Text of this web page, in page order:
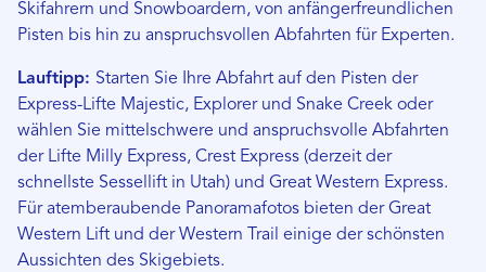
Skifahrern und Snowboardern, von anfängerfreundlichen
Pisten bis hin zu anspruchsvollen Abfahrten für Experten.
Lauftipp: Starten Sie Ihre Abfahrt auf den Pisten der
Express-Lifte Majestic, Explorer und Snake Creek oder
wählen Sie mittelschwere und anspruchsvolle Abfahrten
der Lifte Milly Express, Crest Express (derzeit der
schnellste Sessellift in Utah) und Great Western Express.
Für atemberaubende Panoramafotos bieten der Great
Western Lift und der Western Trail einige der schönsten
Aussichten des Skigebiets.